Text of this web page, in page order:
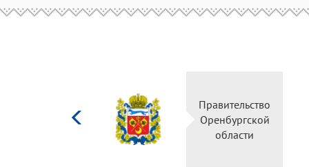
Правительство
Оренбургской
области